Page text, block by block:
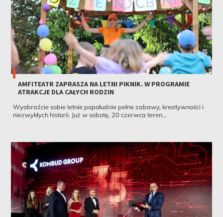
AMFITEATR ZAPRASZA NA LETNI PIKNIK. W PROGRAMIE
ATRAKCJE DLA CAŁYCH RODZIN
Wyobraźcie sobie letnie popołudnie pełne zabawy, kreatywności i
niezwykłych historii. Już w sobotę, 20 czerwca teren...